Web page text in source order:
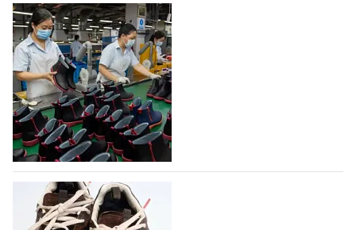
На платформе Lamoda - новый раздел и
условия продвижения локальных
дизайнерских марок
Российский маркетплейс Lamoda решил обновить
раздел для продажи продукции локальных
дизайнерских марок одежды, обуви и аксессуаров.
Бренды также получат маркетинговую…
06.08.2026 537
Объем мирового производства обуви в
2025 году практически не увеличился